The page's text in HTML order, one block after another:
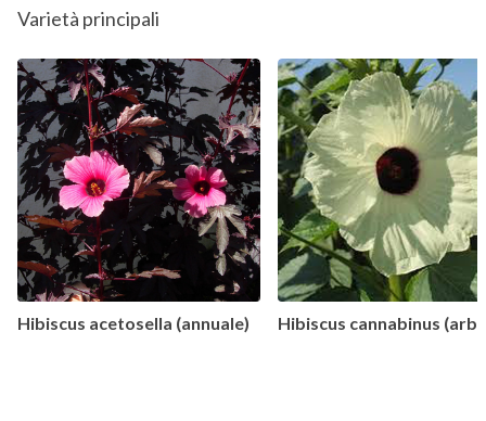
Varietà principali
Hibiscus acetosella (annuale) Hibiscus cannabinus